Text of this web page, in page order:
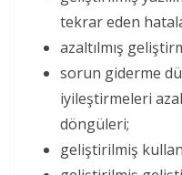
tekrar eden
azaltılmış
sorun giderme
iyileştirmeleri
döngüleri;
geliştirilmiş